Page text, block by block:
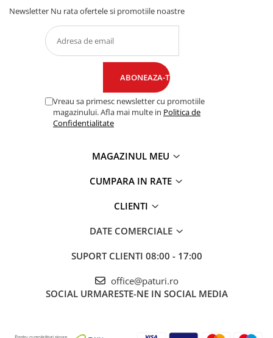
Newsletter Nu rata ofertele si promotiile noastre
Vreau sa primesc newsletter cu promotiile
magazinului. Afla mai multe in Politica de
Confidentialitate
MAGAZINUL MEU
CUMPARA IN RATE
CLIENTI
DATE COMERCIALE
SUPORT CLIENTI 08:00 - 17:00
office@paturi.ro
SOCIAL URMARESTE-NE IN SOCIAL MEDIA